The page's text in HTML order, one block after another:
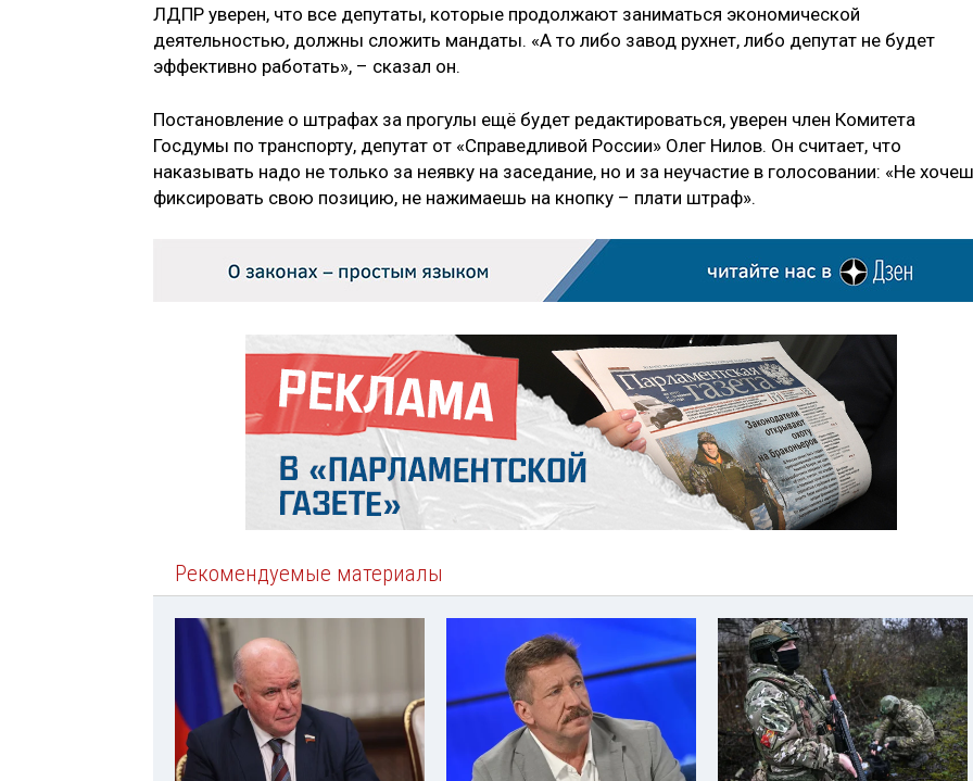
ЛДПР уверен, что все депутаты, которые продолжают заниматься экономической
деятельностью, должны сложить мандаты. «А то либо завод рухнет, либо депутат не будет
эффективно работать», – сказал он.
Постановление о штрафах за прогулы ещё будет редактироваться, уверен член Комитета
Госдумы по транспорту, депутат от «Справедливой России» Олег Нилов. Он считает, что
наказывать надо не только за неявку на заседание, но и за неучастие в голосовании: «Не
фиксировать свою позицию, не нажимаешь на кнопку – плати штраф».
Рекомендуемые материалы